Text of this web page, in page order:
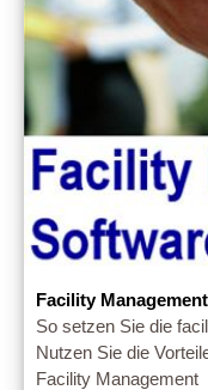
Facility
So setzen Sie die
Nutzen Sie die
Facility Management